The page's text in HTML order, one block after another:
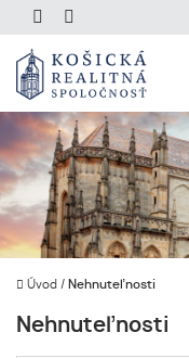
Úvod / Nehnuteľnosti
Nehnuteľnosti